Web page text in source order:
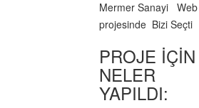
Mermer Sanayi Web
projesinde Bizi Seçti
PROJE İÇİN
NELER
YAPILDI: